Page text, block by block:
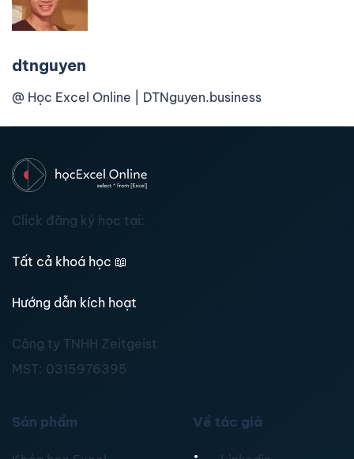
dtnguyen
@ Học Excel Online | DTNguyen.business
Click đăng ký học tại:
Tất cả khoá học 📖
Hướng dẫn kích hoạt
Công ty TNHH Zeitgeist
MST: 0315976395
Sản phẩm Về tác giả